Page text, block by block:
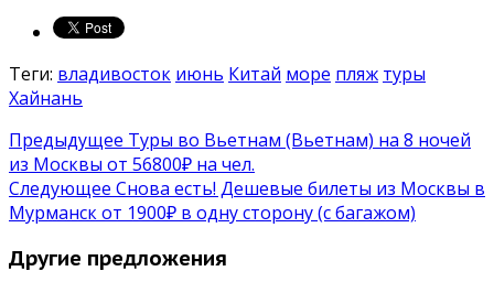
Теги: владивосток июнь Китай море пляж туры
Хайнань
Предыдущее Туры во Вьетнам (Вьетнам) на 8 ночей
из Москвы от 56800₽ на чел.
Следующее Снова есть! Дешевые билеты из Москвы в
Мурманск от 1900₽ в одну сторону (с багажом)
Другие предложения